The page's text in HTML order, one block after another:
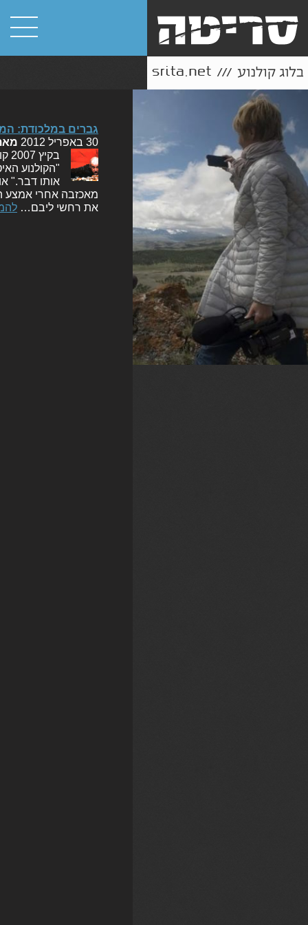
גברים במלכודת:
30 באפריל 2012
"הקולנוע
אותו דבר."
מאכזבה אחרי אמצע
את רחשי ליבם…